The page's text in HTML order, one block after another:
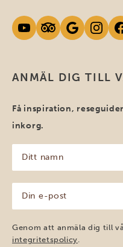
ANMÄL DIG TILL
Få inspiration,
inkorg.
namn
(Obligatoriskt)
post
(Obligatoriskt)
Genom att anmäla dig till
integritetspolicy